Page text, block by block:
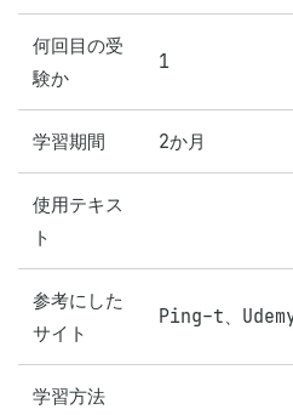
何回目の受
験か
1
学習期間 2か月
使用テキス
ト
参考にした
サイト
Ping-t、
学習方法